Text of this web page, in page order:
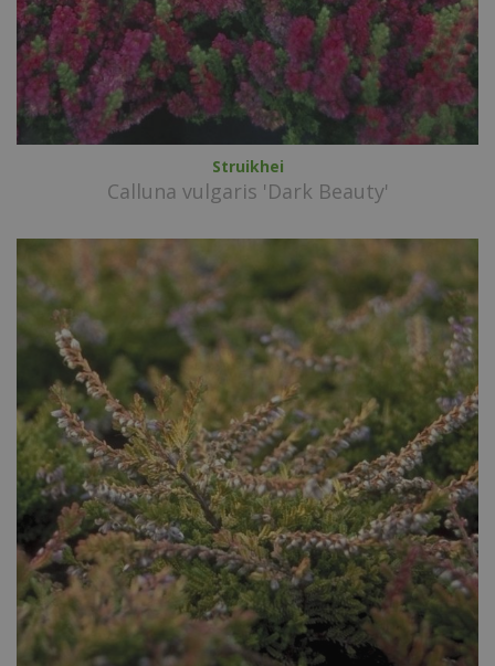
Struikhei
Calluna vulgaris 'Dark Beauty'